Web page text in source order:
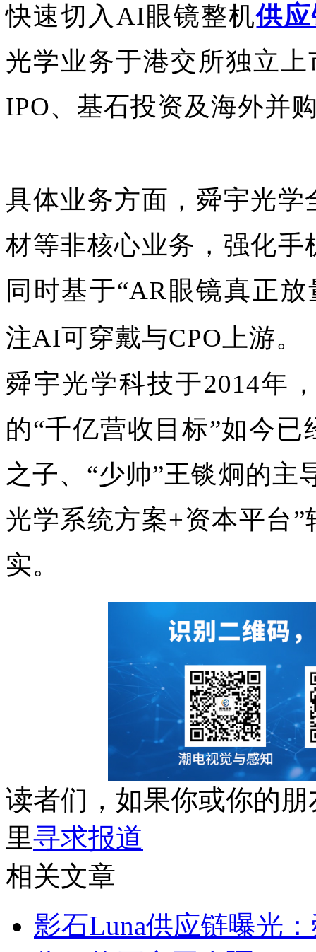
快速切入AI眼镜整机供
光学业务于港交所独立
IPO、基石投资及海外并
具体业务方面，舜宇光
材等非核心业务，强化
同时基于“AR眼镜真正
注AI可穿戴与CPO上游。
舜宇光学科技于2014年
的“千亿营收目标”如今
之子、“少帅”王锬炯的主
光学系统方案+资本平台
实。
读者们，如果你或你的
里寻求报道
相关文章
影石Luna供应链曝光